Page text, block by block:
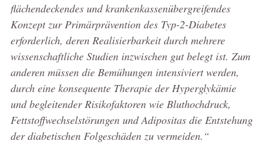
flächendeckendes und krankenkassenübergreifendes
Konzept zur Primärprävention des Typ-2-Diabetes
erforderlich, deren Realisierbarkeit durch mehrere
wissenschaftliche Studien inzwischen gut belegt ist. Zum
anderen müssen die Bemühungen intensiviert werden,
durch eine konsequente Therapie der Hyperglykämie
und begleitender Risikofaktoren wie Bluthochdruck,
Fettstoffwechselstörungen und Adipositas die Entstehung
der diabetischen Folgeschäden zu vermeiden.“